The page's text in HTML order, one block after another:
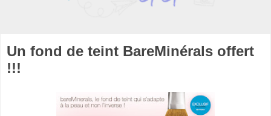
Un fond de teint BareMinérals offert
!!!